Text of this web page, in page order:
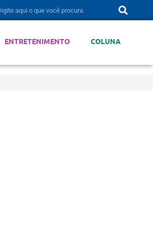
ENTRETENIMENTO COLUNA